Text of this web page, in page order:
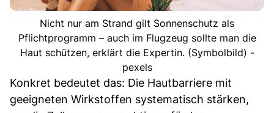
Nicht nur am Strand gilt Sonnenschutz als
Pflichtprogramm – auch im Flugzeug sollte man die
Haut schützen, erklärt die Expertin. (Symbolbild) -
pexels
Konkret bedeutet das: Die Hautbarriere mit
geeigneten Wirkstoffen systematisch stärken,